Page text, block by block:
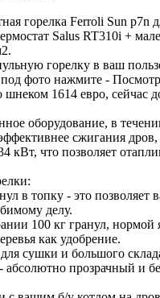
горелка Ferroli Sun
Salus RT310i +
горелку в ваш
фото нажмите -
1614 евро, сейчас
оборудование, в
сжигания
кВт, что позволяет
в топку - это
делу.
100 кг гранул,
как удобрение.
сушки и большого
прозрачный и